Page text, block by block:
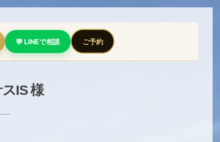
💬 LINEで相談 ご予約
IS 様